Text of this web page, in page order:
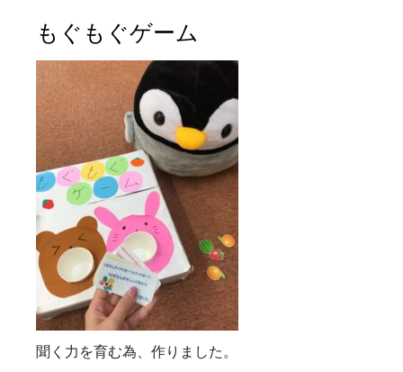
もぐもぐゲーム
聞く力を育む為、作りました。